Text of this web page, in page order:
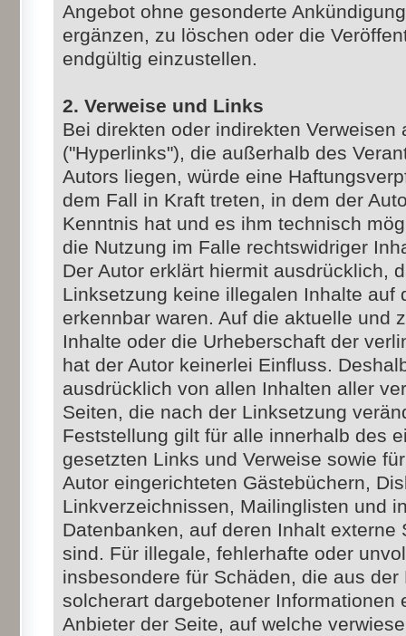
Angebot ohne gesonderte
ergänzen, zu löschen oder die
endgültig einzustellen.
2. Verweise und Links
Bei direkten oder indirekten Verweisen
("Hyperlinks"), die außerhalb des
Autors liegen, würde eine
dem Fall in Kraft treten, in dem der
Kenntnis hat und es ihm technisch
die Nutzung im Falle rechtswidriger
Der Autor erklärt hiermit ausdrücklich,
Linksetzung keine illegalen Inhalte auf
erkennbar waren. Auf die aktuelle und
Inhalte oder die Urheberschaft der
hat der Autor keinerlei Einfluss.
ausdrücklich von allen Inhalten aller
Seiten, die nach der Linksetzung
Feststellung gilt für alle innerhalb des
gesetzten Links und Verweise sowie
Autor eingerichteten Gästebüchern,
Linkverzeichnissen, Mailinglisten und
Datenbanken, auf deren Inhalt externe
sind. Für illegale, fehlerhafte oder
insbesondere für Schäden, die aus
solcherart dargebotener Informationen
Anbieter der Seite, auf welche